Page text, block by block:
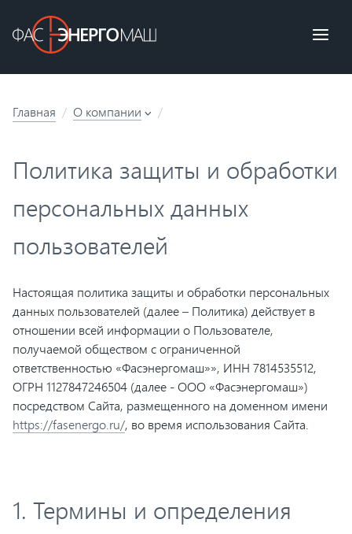
Главная О компании
Политика защиты и обработки
персональных данных
пользователей
Настоящая политика защиты и обработки персональных
данных пользователей (далее – Политика) действует в
отношении всей информации о Пользователе,
получаемой обществом с ограниченной
ответственностью «Фасэнергомаш»», ИНН 7814535512,
ОГРН 1127847246504 (далее - ООО «Фасэнергомаш»)
посредством Сайта, размещенного на доменном имени
https://fasenergo.ru/, во время использования Сайта.
1. Термины и определения